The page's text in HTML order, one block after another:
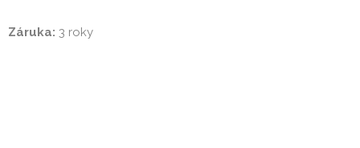
Záruka: 3 roky